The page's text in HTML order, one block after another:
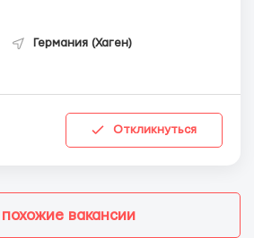
Германия (Хаген)
Откликнуться
похожие вакансии